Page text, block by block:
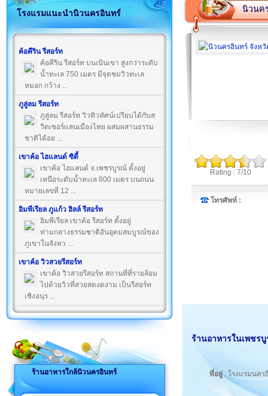
โรงแรมแนะนำนิวนครอินทร์
ค้อคีริน รีสอร์ท
ค้อคีริน รีสอร์ท บนเนินเขา สูงกว่าระดับ
น้ำทะเล 750 เมตร มีจุดชมวิวทะเล
หมอก กว้าง ...
ภูลู่ลม รีสอร์ท
ภูลู่ลม รีสอร์ท วิวทิวทัศน์เปรียบได้กับส
วิตเซอร์แลนเมืองไทย ผสมผสานธรรม
ชาติได้อย ...
เขาค้อ ไฮแลนด์ ซิตี้
เขาค้อ ไฮแลนด์ จ.เพชรบูรณ์ ตั้งอยู่
เหนือระดับน้ำทะเล 800 เมตร บนถนน
หมายเลขที่ 12 ...
อิมพีเรียล ภูแก้ว ฮิลล์ รีสอร์ท
อิมพีเรียล เขาค้อ รีสอร์ท ตั้งอยู่
ท่ามกลางธรรมชาติอันอุดมสมบูรณ์ของ
ภูเขาในจังหว ...
เขาค้อ วิวสวยรีสอร์ท
เขาค้อ วิวสวยรีสอร์ท สถานที่ที่รายล้อม
ไปด้วยวิวที่สวยสดงดงาม เป็นรีสอร์ท
เชิงอนุร ...
ร้านอาหารใกล้นิวนครอินทร์
นิวนค
Rating : 7/10
โทรศัพท์ :
ร้านอาหารในเพชร
ที่อยู่: โรงแรมนคร